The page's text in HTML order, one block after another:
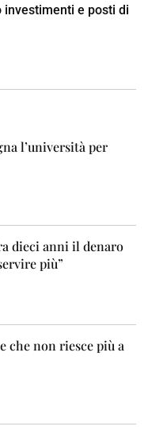
investimenti e posti di
l’università per
dieci anni il denaro
più”
che non riesce più a